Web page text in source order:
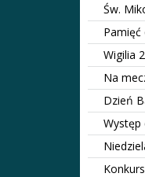
Św.
Pamięć
Wigilia
Na
Dzień
Występ